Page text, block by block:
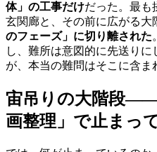
体」の工事だけだった。最も
玄関廊と、その前に広がる大
のフェーズ」に切り離された
し、難所は意図的に先送り
が、本当の難問はそこに含ま
宙吊りの大階段
画整理」で止まっ